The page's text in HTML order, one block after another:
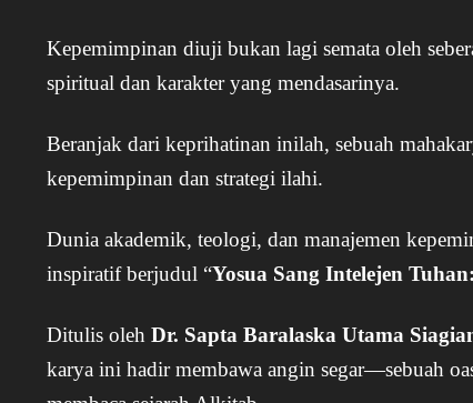
Kepemimpinan diuji bukan lagi semata oleh
spiritual dan karakter yang mendasarinya.
Beranjak dari keprihatinan inilah, sebuah
kepemimpinan dan strategi ilahi.
Dunia akademik, teologi, dan manajemen
inspiratif berjudul “Yosua Sang Intelejen
Ditulis oleh Dr. Sapta Baralaska Utama
karya ini hadir membawa angin segar—sebuah